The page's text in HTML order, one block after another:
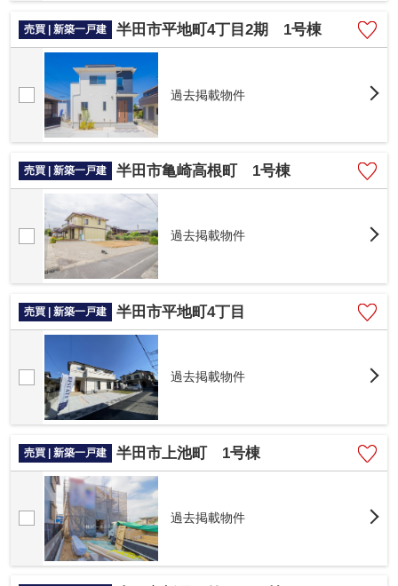
売買 | 新築一戸建 半田市平地町4丁目2期 1号棟
過去掲載物件
売買 | 新築一戸建 半田市亀崎高根町 1号棟
過去掲載物件
売買 | 新築一戸建 半田市平地町4丁目
過去掲載物件
売買 | 新築一戸建 半田市上池町 1号棟
過去掲載物件